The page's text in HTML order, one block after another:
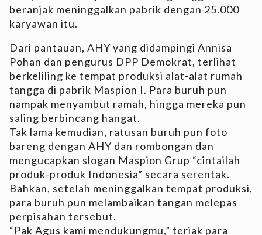
beranjak meninggalkan pabrik dengan 25.000
karyawan itu.
Dari pantauan, AHY yang didampingi Annisa
Pohan dan pengurus DPP Demokrat, terlihat
berkeliling ke tempat produksi alat-alat rumah
tangga di pabrik Maspion I. Para buruh pun
nampak menyambut ramah, hingga mereka pun
saling berbincang hangat.
Tak lama kemudian, ratusan buruh pun foto
bareng dengan AHY dan rombongan dan
mengucapkan slogan Maspion Grup “cintailah
produk-produk Indonesia” secara serentak.
Bahkan, setelah meninggalkan tempat produksi,
para buruh pun melambaikan tangan melepas
perpisahan tersebut.
“Pak Agus kami mendukungmu,” teriak para